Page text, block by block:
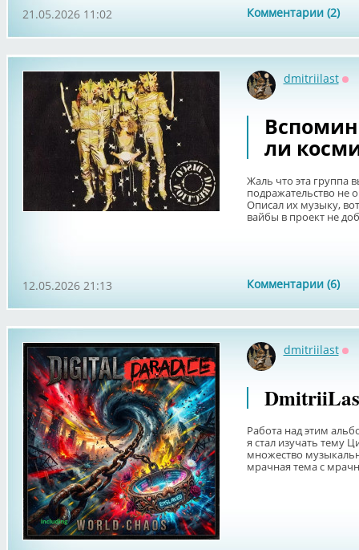
Комментарии (2)
21.05.2026 11:02
dmitriilast
ли
Жаль что эта группа
подражательство не
Описал их музыку,
вайбы в проект не
Комментарии (6)
12.05.2026 21:13
dmitriilast
Работа над этим
я стал изучать тему
множество
мрачная тема с